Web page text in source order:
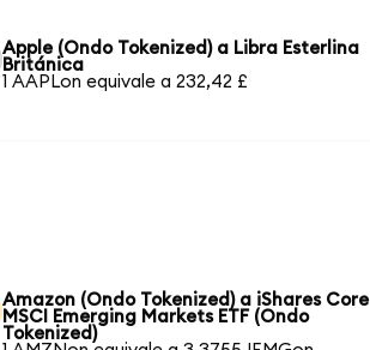
Apple (Ondo Tokenized) a Libra Esterlina
Británica
1 AAPLon equivale a 232,42 £
Amazon (Ondo Tokenized) a iShares Core
MSCI Emerging Markets ETF (Ondo
Tokenized)